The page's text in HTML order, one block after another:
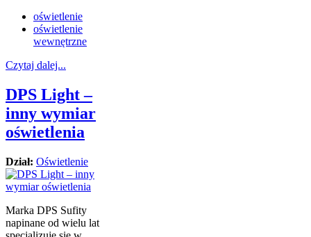
oświetlenie
oświetlenie
wewnętrzne
Czytaj dalej...
DPS Light –
inny wymiar
oświetlenia
Dział: Oświetlenie
Marka DPS Sufity
napinane od wielu lat